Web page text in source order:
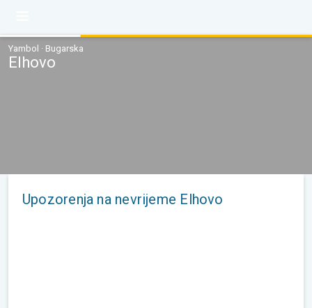
Yambol · Bugarska
Elhovo
Upozorenja na nevrijeme Elhovo